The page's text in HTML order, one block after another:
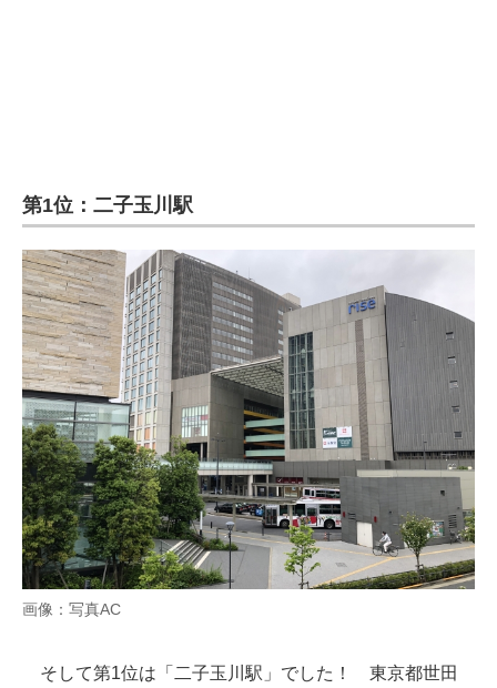
第1位：二子玉川駅
画像：写真AC
そして第1位は「二子玉川駅」でした！ 東京都世田